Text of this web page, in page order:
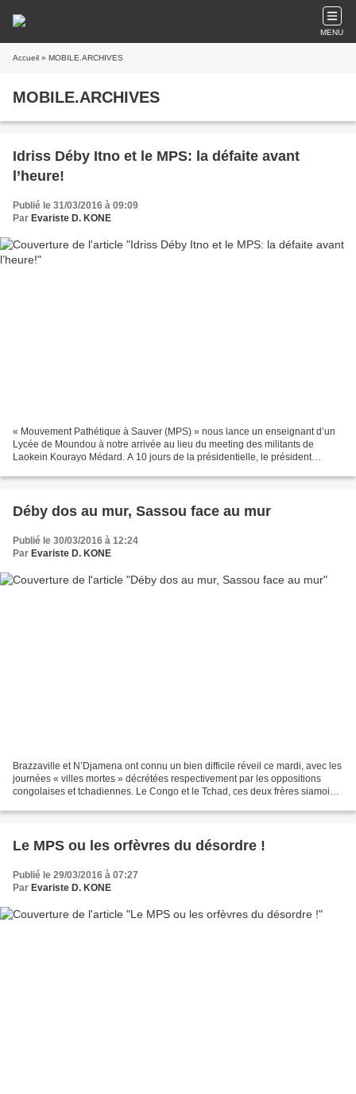
MENU
Accueil » MOBILE.ARCHIVES
MOBILE.ARCHIVES
Idriss Déby Itno et le MPS: la défaite avant
l’heure!
Publié le 31/03/2016 à 09:09
Par Evariste D. KONE
« Mouvement Pathétique à Sauver (MPS) » nous lance un enseignant d’un
Lycée de Moundou à notre arrivée au lieu du meeting des militants de
Laokein Kourayo Médard. A 10 jours de la présidentielle, le président
Déby dos au mur, Sassou face au mur
Publié le 30/03/2016 à 12:24
Par Evariste D. KONE
Brazzaville et N’Djamena ont connu un bien difficile réveil ce mardi, avec les
journées « villes mortes » décrétées respectivement par les oppositions
congolaises et tchadiennes. Le Congo et le Tchad, ces deux frères siamois
Le MPS ou les orfèvres du désordre !
Publié le 29/03/2016 à 07:27
Par Evariste D. KONE